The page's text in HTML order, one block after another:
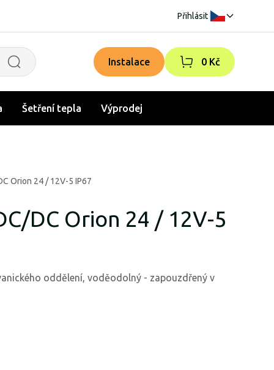
Přihlásit
Instalace 0 Kč
Šetření tepla Výprodej
Orion 24 / 12V-5 IP67
DC Orion 24 / 12V-5
oddělení, voděodolný - zapouzdřený v